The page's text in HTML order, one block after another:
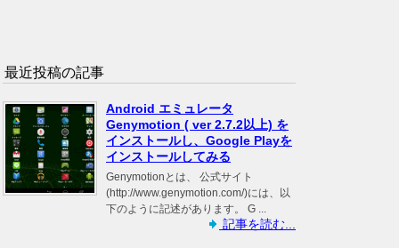
最近投稿の記事
Android エミュレータ
Genymotion ( ver 2.7.2以上) を
インストールし、Google Playを
インストールしてみる
Genymotionとは、 公式サイト
(http://www.genymotion.com/)には、以
下のように記述があります。 G ...
記事を読む...